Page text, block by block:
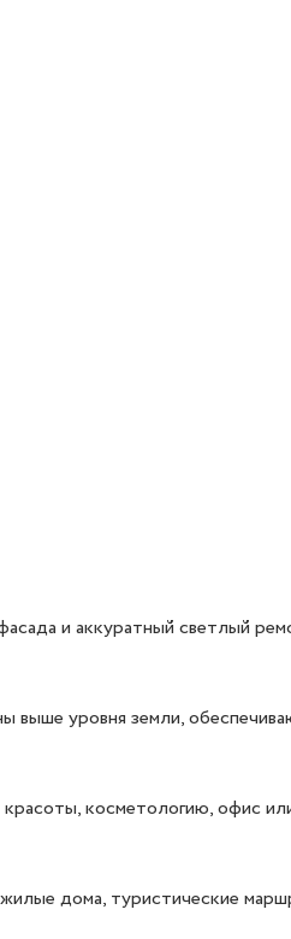
и аккуратный светлый
выше уровня земли,
косметологию, офис
дома, туристические